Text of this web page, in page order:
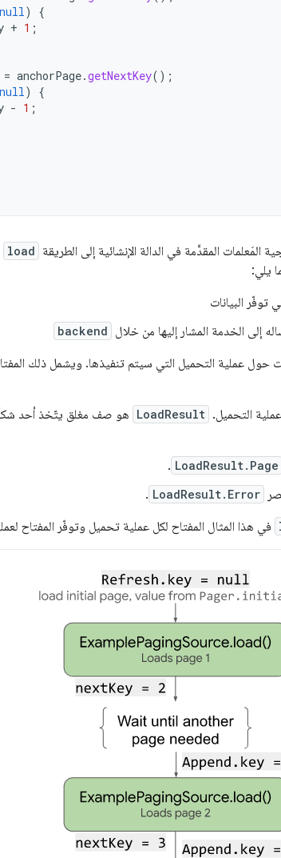
null)
{
+ 1 ;
= anchorPage.getNextKey();
null)
{
- 1 ;
load
يلي:
توفّر البيانات
إلى الخدمة المشار إليها من خلال backend
حول عملية التحميل التي سيتم تنفيذها. ويشمل ذلك
التحميل. LoadResult هو صف مغلق يتّخذ أحد
LoadResult.Page
.
LoadResult.Error
.
في هذا المثال المفتاح لكل عملية تحميل وتوفّر المفتاح